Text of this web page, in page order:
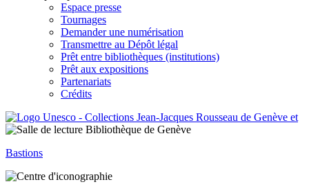
Espace presse
Tournages
Demander une numérisation
Transmettre au Dépôt légal
Prêt entre bibliothèques (institutions)
Prêt aux expositions
Partenariats
Crédits
Bastions